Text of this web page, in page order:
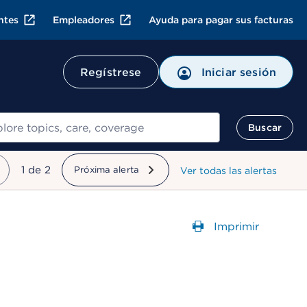
Empleadores Ayuda para pagar sus facturas
Regístrese Iniciar sesión
Buscar
mostrando
1 de 2 Próxima alerta Ver todas las alertas
Imprimir